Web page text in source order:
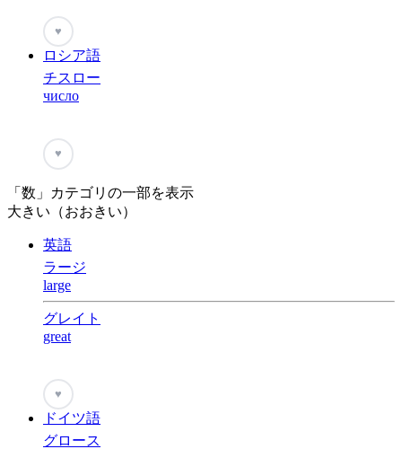
♥
ロシア語
チスロー
число
♥
「数」カテゴリの一部を表示
大きい（おおきい）
英語
ラージ
large
グレイト
great
♥
ドイツ語
グロース